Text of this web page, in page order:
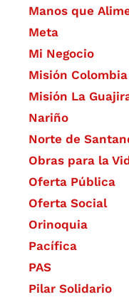
Manos que
Meta
Mi Negocio
Misión Colombia
Misión La
Nariño
Norte de
Obras para la
Oferta Pública
Oferta Social​​
Orinoquia
Pacífica
PAS
Pilar Solidario